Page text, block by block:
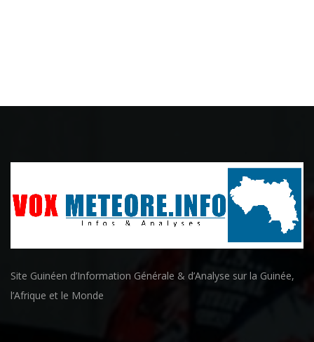
Site Guinéen d’Information Générale & d’Analyse sur la Guinée,
l’Afrique et le Monde